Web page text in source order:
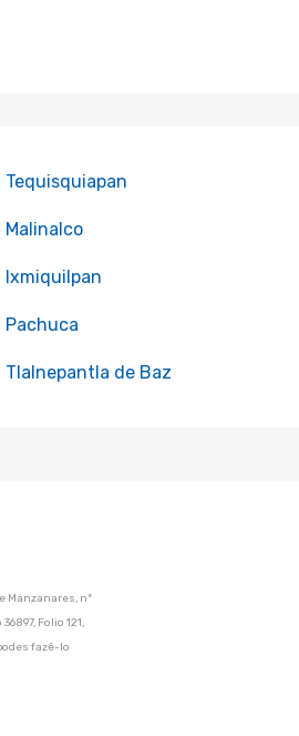
Tequisquiapan
Malinalco
Ixmiquilpan
Pachuca
Tlalnepantla de Baz
Manzanares, nº
Folio 121,
fazê-lo